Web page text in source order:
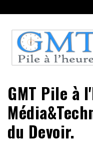
to
content
GMT Pile à
du Devoir.